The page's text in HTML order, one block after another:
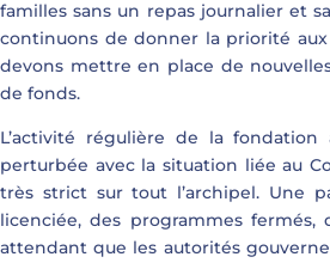
familles sans un repas journalier et
continuons de donner la priorité
devons mettre en place de
de fonds.
L’activité régulière de la
perturbée avec la situation liée au
très strict sur tout l’archipel. Une
licenciée, des programmes fermés,
attendant que les autorités